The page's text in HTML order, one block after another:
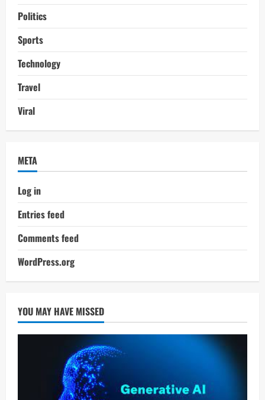
Politics
Sports
Technology
Travel
Viral
META
Log in
Entries feed
Comments feed
WordPress.org
YOU MAY HAVE MISSED